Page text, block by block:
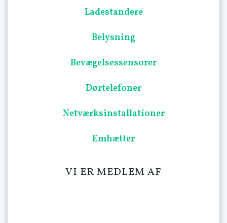
Ladestandere
Belysning
Bevægelsessensorer
Dørtelefoner
Netværksinstallationer
Emhætter
VI ER MEDLEM AF